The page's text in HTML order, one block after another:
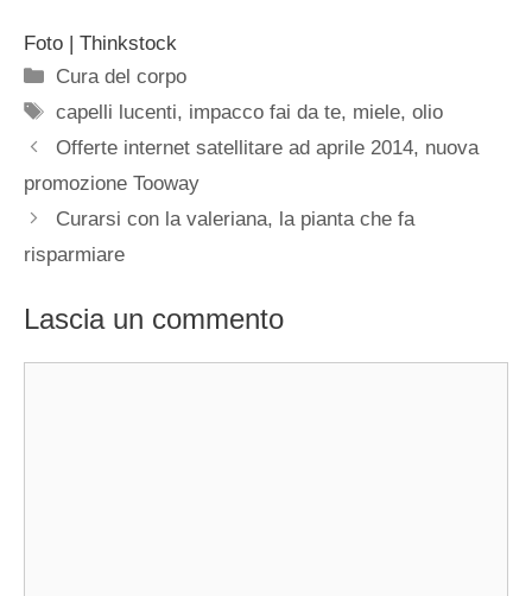
Foto | Thinkstock
Categorie
Cura del corpo
Tag
capelli lucenti, impacco fai da te, miele,olio
Offerte internet satellitare ad aprile 2014, nuova
promozione Tooway
Curarsi con la valeriana, la pianta che fa
risparmiare
Lascia un commento